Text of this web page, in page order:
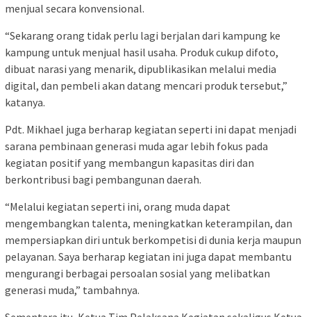
menjual secara konvensional.
“Sekarang orang tidak perlu lagi berjalan dari kampung ke
kampung untuk menjual hasil usaha. Produk cukup difoto,
dibuat narasi yang menarik, dipublikasikan melalui media
digital, dan pembeli akan datang mencari produk tersebut,”
katanya.
Pdt. Mikhael juga berharap kegiatan seperti ini dapat menjadi
sarana pembinaan generasi muda agar lebih fokus pada
kegiatan positif yang membangun kapasitas diri dan
berkontribusi bagi pembangunan daerah.
“Melalui kegiatan seperti ini, orang muda dapat
mengembangkan talenta, meningkatkan keterampilan, dan
mempersiapkan diri untuk berkompetisi di dunia kerja maupun
pelayanan. Saya berharap kegiatan ini juga dapat membantu
mengurangi berbagai persoalan sosial yang melibatkan
generasi muda,” tambahnya.